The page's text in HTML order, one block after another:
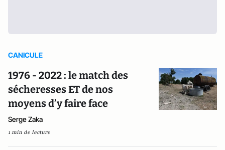
CANICULE
1976 - 2022 : le match des
sécheresses ET de nos
moyens d’y faire face
Serge Zaka
1 min de lecture